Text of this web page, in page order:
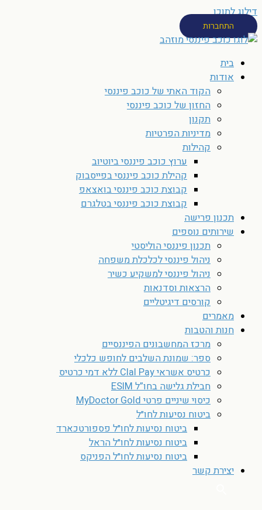
דילוג לתוכן
התחברות
בית
אודות
הקוד האתי של כוכב פיננסי
החזון של כוכב פיננסי
תקנון
מדיניות הפרטיות
קהילות
ערוץ כוכב פיננסי ביוטיוב
קהילת כוכב פיננסי בפייסבוק
קבוצת כוכב פיננסי בואצאפ
קבוצת כוכב פיננסי בטלגרם
תכנון פרישה
שירותים נוספים
תכנון פיננסי הוליסטי
ניהול פיננסי לכלכלת משפחה
ניהול פיננסי למשקיע כשיר
הרצאות וסדנאות
קורסים דיגיטליים
מאמרים
חנות והטבות
מרכז המחשבונים הפיננסיים
ספר: שמונת השלבים לחופש כלכלי
כרטיס אשראי Clal Pay ללא דמי כרטיס
חבילת גלישה בחו”ל ESIM
כיסוי שיניים פרטי MyDoctor Gold
ביטוח נסיעות לחו״ל
ביטוח נסיעות לחו״ל פספורטכארד
ביטוח נסיעות לחו״ל הראל
ביטוח נסיעות לחו״ל הפניקס
יצירת קשר